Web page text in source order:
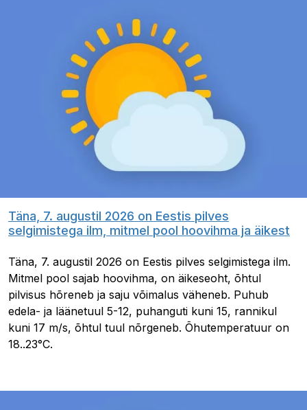
Täna, 7. augustil 2026 on Eestis pilves
selgimistega ilm, mitmel pool hoovihma ja äikest
Täna, 7. augustil 2026 on Eestis pilves selgimistega ilm.
Mitmel pool sajab hoovihma, on äikeseoht, õhtul
pilvisus hõreneb ja saju võimalus väheneb. Puhub
edela- ja läänetuul 5-12, puhanguti kuni 15, rannikul
kuni 17 m/s, õhtul tuul nõrgeneb. Õhutemperatuur on
18..23°C.